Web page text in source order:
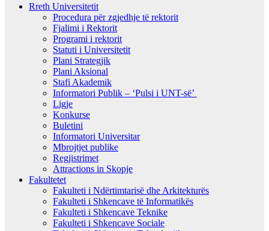
Rreth Universitetit
Procedura për zgjedhje të rektorit
Fjalimi i Rektorit
Programi i rektorit
Statuti i Universitetit
Plani Strategjik
Plani Aksional
Stafi Akademik
Informatori Publik – ‘Pulsi i UNT-së’
Ligje
Konkurse
Buletini
Informatori Universitar
Mbrojtjet publike
Regjistrimet
Attractions in Skopje
Fakultetet
Fakulteti i Ndërtimtarisë dhe Arkitekturës
Fakulteti i Shkencave të Informatikës
Fakulteti i Shkencave Teknike
Fakulteti i Shkencave Sociale